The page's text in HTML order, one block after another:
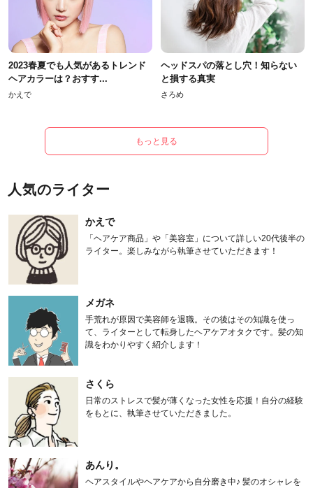
2023春夏でも人気があるトレンド
ヘアカラーは？おすす...
かえで
ヘッドスパの落とし穴！知らない
と損する真実
さろめ
もっと見る
人気のライター
かえで
「ヘアケア商品」や「美容室」について詳しい20代後半の
ライター。楽しみながら執筆させていただきます！
メガネ
手荒れが原因で美容師を退職。その後はその知識を使っ
て、ライターとして転身したヘアケアオタクです。髪の知
識をわかりやすく紹介します！
さくら
日常のストレスで髪が薄くなった女性を応援！自分の経験
をもとに、執筆させていただきました。
あんり。
ヘアスタイルやヘアケアから自分磨き中♪ 髪のオシャレを